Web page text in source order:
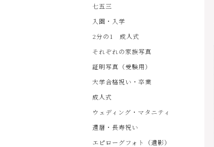
七五三
入園・入学
2分の1 成人式
それぞれの家族写真
証明写真（受験用）
大学合格祝い・卒業
成人式
ウェディング・マタニティ
還暦・長寿祝い
エピローグフォト（遺影）